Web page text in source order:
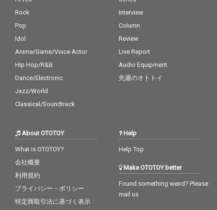
Rock
Pop
Idol
Anime/Game/Voice Actor
Hip Hop/R&B
Dance/Electronic
Jazz/World
Classical/Soundtrack
Interview
Column
Review
Live Report
Audio Equipment
先週のオトトイ
About OTOTOY
What is OTOTOY?
会社概要
利用規約
プライバシー・ポリシー
特定商取引法に基づく表示
Help
Help Top
Make OTOTOY better
Found something weird? Please
mail us